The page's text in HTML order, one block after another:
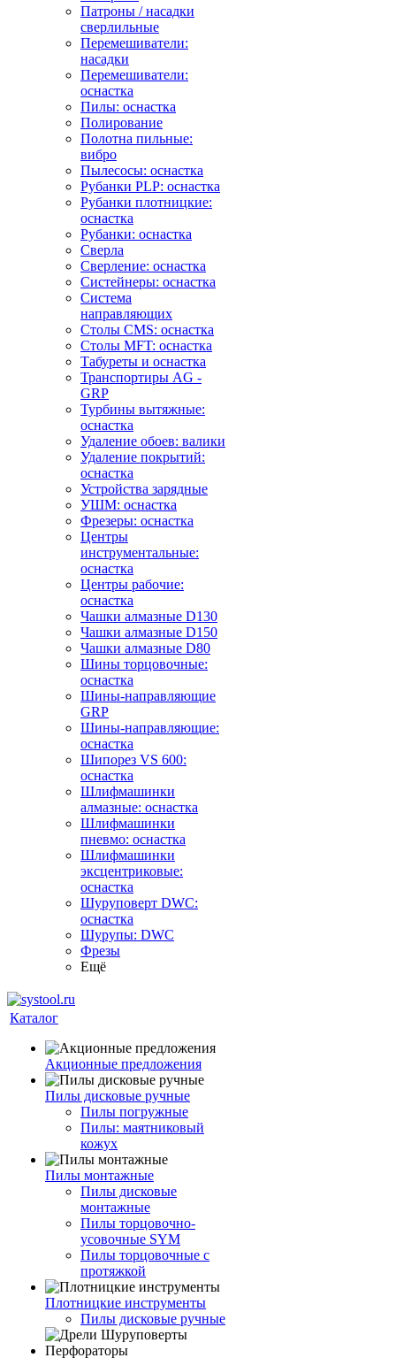
Патроны / насадки
сверлильные
Перемешиватели:
насадки
Перемешиватели:
оснастка
Пилы: оснастка
Полирование
Полотна пильные:
вибро
Пылесосы: оснастка
Рубанки PLP: оснастка
Рубанки плотницкие:
оснастка
Рубанки: оснастка
Сверла
Сверление: оснастка
Систейнеры: оснастка
Система
направляющих
Столы CMS: оснастка
Столы MFT: оснастка
Табуреты и оснастка
Транспортиры AG -
GRP
Турбины вытяжные:
оснастка
Удаление обоев: валики
Удаление покрытий:
оснастка
Устройства зарядные
УШМ: оснастка
Фрезеры: оснастка
Центры
инструментальные:
оснастка
Центры рабочие:
оснастка
Чашки алмазные D130
Чашки алмазные D150
Чашки алмазные D80
Шины торцовочные:
оснастка
Шины-направляющие
GRP
Шины-направляющие:
оснастка
Шипорез VS 600:
оснастка
Шлифмашинки
алмазные: оснастка
Шлифмашинки
пневмо: оснастка
Шлифмашинки
эксцентриковые:
оснастка
Шуруповерт DWC:
оснастка
Шурупы: DWC
Фрезы
Ещё
Каталог
Акционные предложения
Пилы дисковые ручные
Пилы погружные
Пилы: маятниковый
кожух
Пилы монтажные
Пилы дисковые
монтажные
Пилы торцовочно-
усовочные SYM
Пилы торцовочные с
протяжкой
Плотницкие инструменты
Пилы дисковые ручные